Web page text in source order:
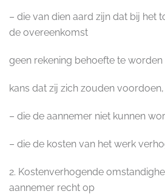
– die van dien aard zijn dat bij het
de overeenkomst
geen rekening behoefte te
kans dat zij zich zouden voordoen,
– die de aannemer niet kunnen
– die de kosten van het werk
2. Kostenverhogende
aannemer recht op